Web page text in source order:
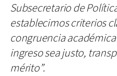
Subsecretario de
establecimos criterios
congruencia
ingreso sea justo,
mérito”.